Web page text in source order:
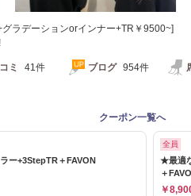
ラデーションorインナー+TR￥9500~]
ミ 41件 ブログ 954件
クーポン一覧へ
ラー+3StepTR＋FAVON
全員
★最適
＋
￥